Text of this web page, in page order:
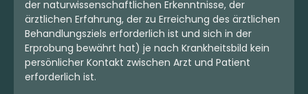
der naturwissenschaftlichen Erkenntnisse, der
ärztlichen Erfahrung, der zu Erreichung des ärztlichen
Behandlungsziels erforderlich ist und sich in der
Erprobung bewährt hat) je nach Krankheitsbild kein
persönlicher Kontakt zwischen Arzt und Patient
erforderlich ist.